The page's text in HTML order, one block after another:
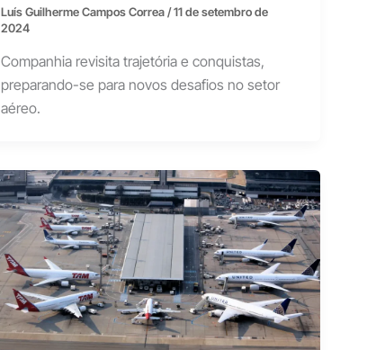
Luís Guilherme Campos Correa/11 de setembro de
2024
Companhia revisita trajetória e conquistas,
preparando-se para novos desafios no setor
aéreo.